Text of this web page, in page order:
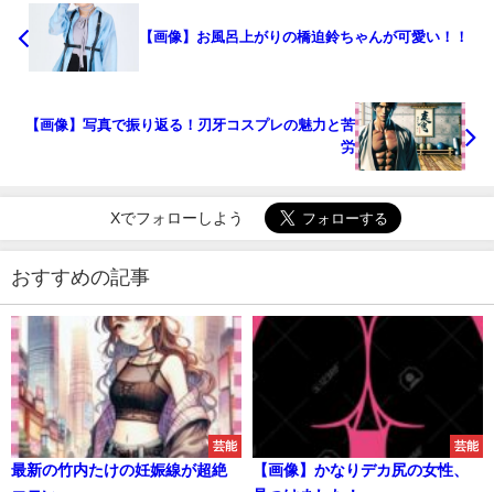
【画像】お風呂上がりの橋迫鈴ちゃんが可愛い！！
【画像】写真で振り返る！刃牙コスプレの魅力と苦
労
Xでフォローしよう
おすすめの記事
芸能
最新の竹内たけの妊娠線が超絶
芸能
【画像】かなりデカ尻の女性、